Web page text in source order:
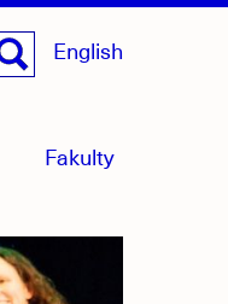
Fakultymenu
English